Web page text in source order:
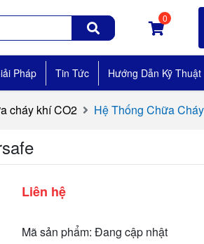
0
Pháp Tin Tức Hướng Dẫn Kỹ Thuật
cháy khí CO2 Hệ Thống Chữa
Liên hệ
Mã sản phẩm: Đang cập nhật